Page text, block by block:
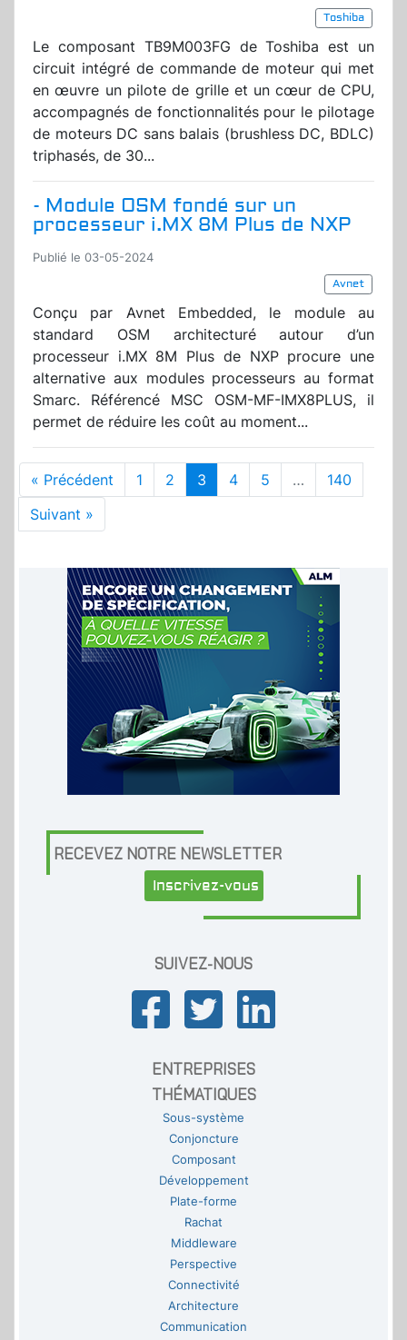
Toshiba
Le composant TB9M003FG de Toshiba est un
circuit intégré de commande de moteur qui met
en œuvre un pilote de grille et un cœur de CPU,
accompagnés de fonctionnalités pour le pilotage
de moteurs DC sans balais (brushless DC, BDLC)
triphasés, de 30...
- Module OSM fondé sur un
processeur i.MX 8M Plus de NXP
Publié le 03-05-2024
Avnet
Conçu par Avnet Embedded, le module au
standard OSM architecturé autour d’un
processeur i.MX 8M Plus de NXP procure une
alternative aux modules processeurs au format
Smarc. Référencé MSC OSM-MF-IMX8PLUS, il
permet de réduire les coût au moment...
« Précédent 1 2 3 4 5 …
140
Suivant »
RECEVEZ NOTRE NEWSLETTER
Inscrivez-vous
SUIVEZ-NOUS
ENTREPRISES
THÉMATIQUES
Sous-système
Conjoncture
Composant
Développement
Plate-forme
Rachat
Middleware
Perspective
Connectivité
Architecture
Communication